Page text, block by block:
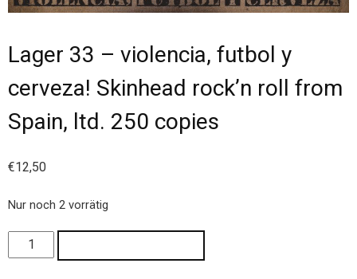
Lager 33 – violencia, futbol y
cerveza! Skinhead rock’n roll from
Spain, ltd. 250 copies
€12,50
Nur noch 2 vorrätig